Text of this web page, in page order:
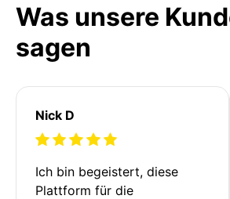
Was unsere
sagen
Nick D
Ich bin begeistert, diese
Plattform für die